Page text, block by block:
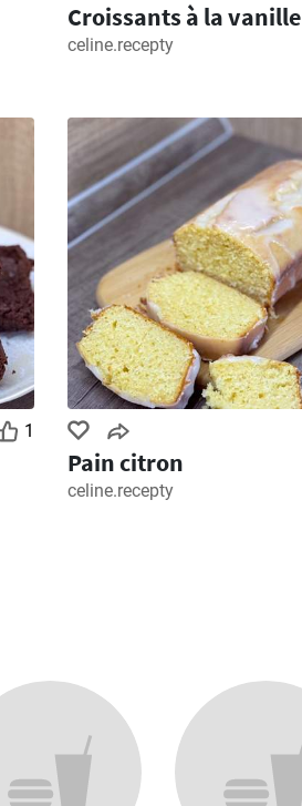
Croissants à la vanille
celine.recepty
1
Pain citron
celine.recepty